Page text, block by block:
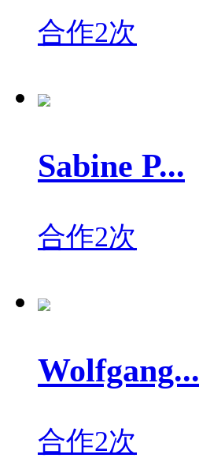
合作2次
Sabine P...
合作2次
Wolfgang...
合作2次